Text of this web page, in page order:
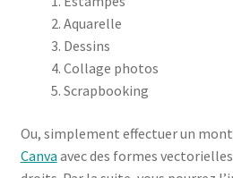
Aquarelle
Dessins
Collage photos
Scrapbooking
Ou, simplement effectuer un
Canva avec des formes